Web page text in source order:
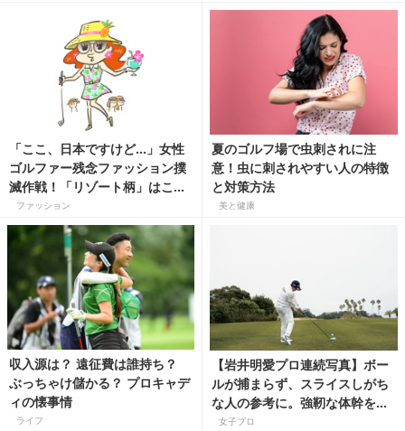
「ここ、日本ですけど…」女性
ゴルファー残念ファッション撲
滅作戦！「リゾート柄」はこう
着る！
ファッション
夏のゴルフ場で虫刺されに注
意！虫に刺されやすい人の特徴
と対策方法
美と健康
収入源は？ 遠征費は誰持ち？
ぶっちゃけ儲かる？ プロキャデ
ィの懐事情
ライフ
【岩井明愛プロ連続写真】ボー
ルが捕まらず、スライスしがち
な人の参考に。強靭な体幹をも
つパワー系。低いプレーンと開
女子プロ